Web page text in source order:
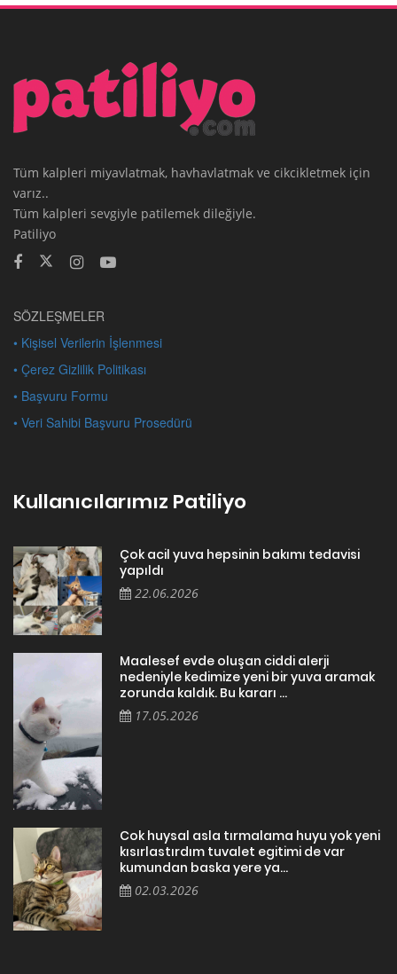
Tüm kalpleri miyavlatmak, havhavlatmak ve cikcikletmek için
varız..
Tüm kalpleri sevgiyle patilemek dileğiyle.
Patiliyo
SÖZLEŞMELER
• Kişisel Verilerin İşlenmesi
• Çerez Gizlilik Politikası
• Başvuru Formu
• Veri Sahibi Başvuru Prosedürü
Kullanıcılarımız Patiliyo
Çok acil yuva hepsinin bakımı tedavisi
yapıldı
22.06.2026
Maalesef evde oluşan ciddi alerji
nedeniyle kedimize yeni bir yuva aramak
zorunda kaldık. Bu kararı ...
17.05.2026
Cok huysal asla tırmalama huyu yok yeni
kısırlastırdım tuvalet egitimi de var
kumundan baska yere ya...
02.03.2026